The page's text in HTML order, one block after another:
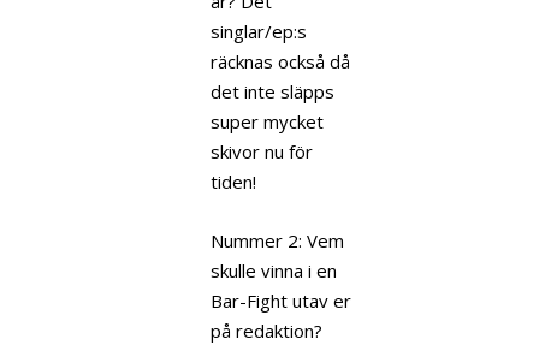
singlar/ep:s
räcknas också då
det inte släpps
super mycket
skivor nu för
tiden!
Nummer 2: Vem
skulle vinna i en
Bar-Fight utav er
på redaktion?